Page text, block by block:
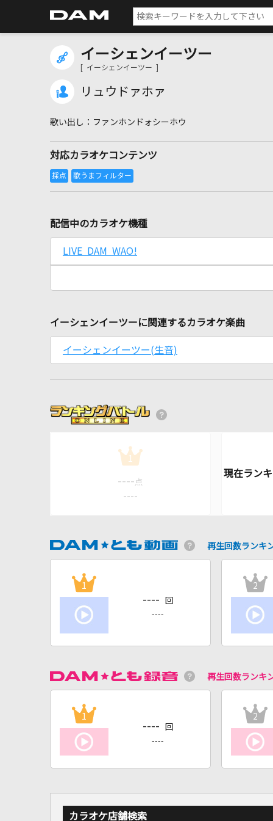
イーシェンイーツー
[ イーシェンイーツー ]
リュウドァホァ
ファンホンドォシーホウ
対応カラオケコンテンツ
配信中のカラオケ機種
LIVE DAM WAO!
イーシェンイーツーに関連するカラオケ楽曲
イーシェンイーツー(生音)
1
---- 点
----
再生回数ランキ
1
---- 回
----
2
再生回数ランキ
1
---- 回
----
2
カラオケ店舗検索